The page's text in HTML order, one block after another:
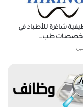
شاغرة للأطباء في
طب…